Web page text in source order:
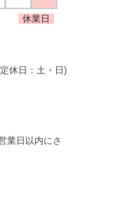
休業日
休日：土・日)
業日以内にさ